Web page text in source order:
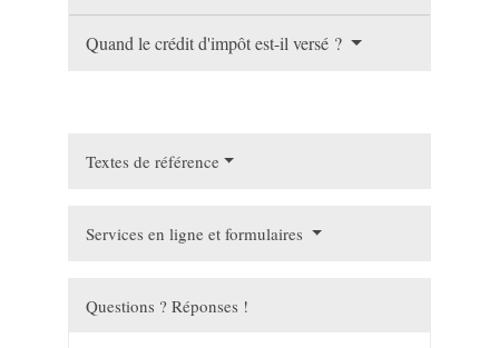
Quand le crédit d'impôt est-il versé ?
Textes de référence
Services en ligne et formulaires
Questions ? Réponses !